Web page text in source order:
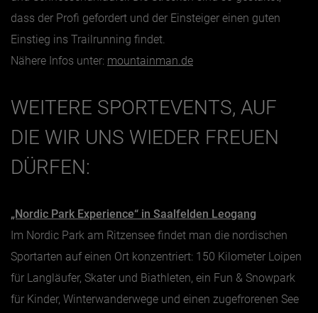
dass der Profi gefordert und der Einsteiger einen guten
Einstieg ins Trailrunning findet.
Nähere Infos unter: mountainman.de
WEITERE SPORTEVENTS, AUF
DIE WIR UNS WIEDER FREUEN
DÜRFEN:
„Nordic Park Experience“ in Saalfelden Leogang
Im Nordic Park am Ritzensee findet man die nordischen
Sportarten auf einen Ort konzentriert: 150 Kilometer Loipen
für Langläufer, Skater und Biathleten, ein Fun & Snowpark
für Kinder, Winterwanderwege und einen zugefrorenen See